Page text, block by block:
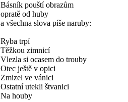
Básník pouští obrazům
opratě od huby
a všechna slova píše naruby:
Ryba trpí
Těžkou zimnicí
Vlezla si ocasem do trouby
Otec ještě v opici
Zmizel ve vánici
Ostatní utekli štvanici
Na houby